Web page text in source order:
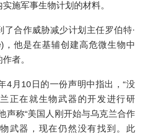
施军事生物计划的材料。
合作威胁减少计划主任罗伯特·
，他是在基辅创建高危微生物中
者。
10日的一份声明中指出，“没
正在就生物武器的开发进行研
声称“美国人刚开始与乌克兰合作
武器，现在仍然没有找到。此